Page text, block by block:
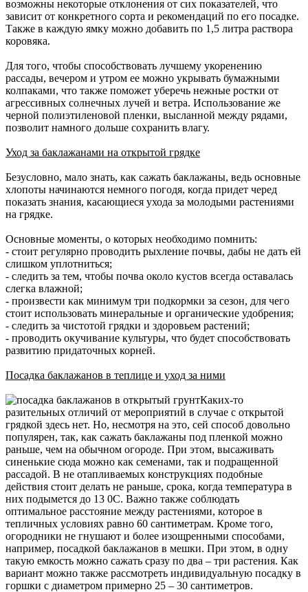
возможны некоторые отклонения от сих показателей, что
зависит от конкретного сорта и рекомендаций по его посадке.
Также в каждую ямку можно добавить по 1,5 литра раствора
коровяка.
Для того, чтобы способствовать лучшему укоренению
рассады, вечером и утром ее можно укрывать бумажными
колпаками, что также поможет уберечь нежные ростки от
агрессивных солнечных лучей и ветра. Использование же
черной полиэтиленовой пленки, высланной между рядами,
позволит намного дольше сохранить влагу.
Уход за баклажанами на открытой грядке
Безусловно, мало знать, как сажать баклажаны, ведь основные
хлопоты начинаются немного погодя, когда придет черед
показать знания, касающиеся ухода за молодыми растениями
на грядке.
Основные моменты, о которых необходимо помнить:
- стоит регулярно проводить рыхление почвы, дабы не дать ей
слишком уплотниться;
- следить за тем, чтобы почва около кустов всегда оставалась
слегка влажной;
- произвести как минимум три подкормки за сезон, для чего
стоит использовать минеральные и органические удобрения;
- следить за чистотой грядки и здоровьем растений;
- проводить окучивание культуры, что будет способствовать
развитию придаточных корней.
Посадка баклажанов в теплице и уход за ними
Каких-то
разительных отличий от мероприятий в случае с открытой
грядкой здесь нет. Но, несмотря на это, сей способ довольно
популярен, так, как сажать баклажаны под пленкой можно
раньше, чем на обычном огороде. При этом, высаживать
синенькие сюда можно как семенами, так и подращенной
рассадой. В не отапливаемых конструкциях подобные
действия стоит делать не раньше, срока, когда температура в
них подымется до 13 0С. Важно также соблюдать
оптимальное расстояние между растениями, которое в
тепличных условиях равно 60 сантиметрам. Кроме того,
огородники не гнушают и более изощренными способами,
например, посадкой баклажанов в мешки. При этом, в одну
такую емкость можно сажать сразу по два – три растения. Как
вариант можно также рассмотреть индивидуальную посадку в
горшки с диаметром примерно 25 – 30 сантиметров.